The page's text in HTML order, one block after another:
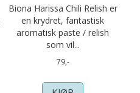
Biona Harissa Chili Relish er
en krydret, fantastisk
aromatisk paste / relish
som vil...
79,-